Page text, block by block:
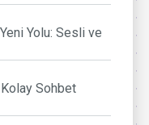
Yolu: Sesli ve
Sohbet